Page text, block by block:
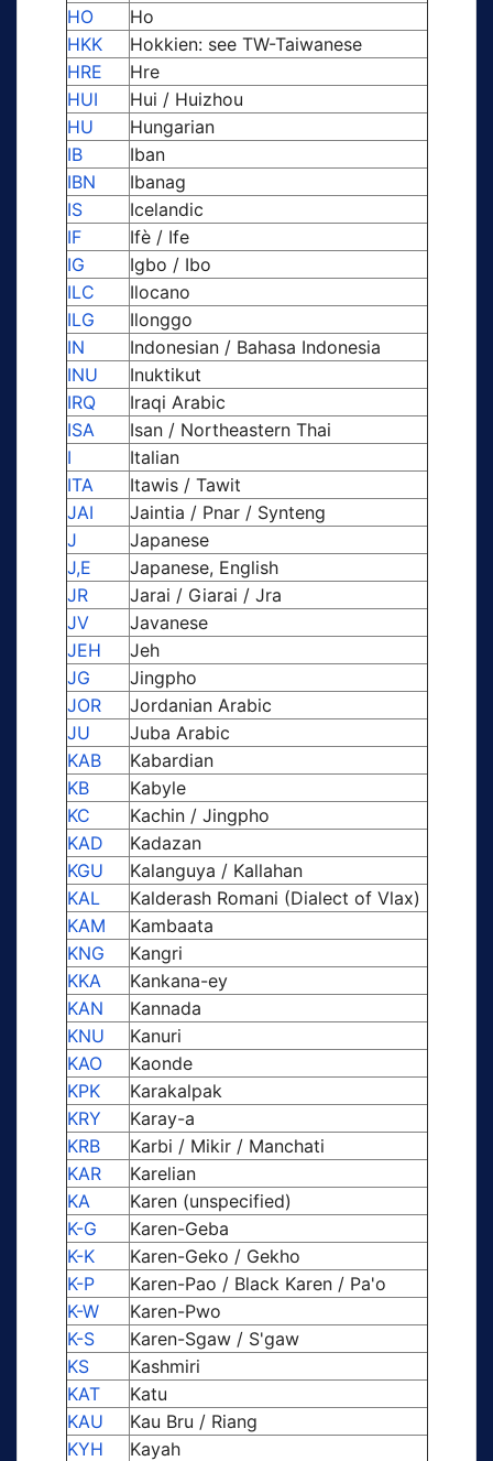
HO
Ho
HKK
Hokkien: see TW-Taiwanese
HRE
Hre
HUI
Hui / Huizhou
HU
Hungarian
IB
Iban
IBN
Ibanag
IS
Icelandic
IF
Ifè / Ife
IG
Igbo / Ibo
ILC
Ilocano
ILG
Ilonggo
IN
Indonesian / Bahasa Indonesia
INU
Inuktikut
IRQ
Iraqi Arabic
ISA
Isan / Northeastern Thai
I
Italian
ITA
Itawis / Tawit
JAI
Jaintia / Pnar / Synteng
J
Japanese
J,E
Japanese, English
JR
Jarai / Giarai / Jra
JV
Javanese
JEH
Jeh
JG
Jingpho
JOR
Jordanian Arabic
JU
Juba Arabic
KAB
Kabardian
KB
Kabyle
KC
Kachin / Jingpho
KAD
Kadazan
KGU
Kalanguya / Kallahan
KAL
Kalderash Romani (Dialect of Vlax)
KAM
Kambaata
KNG
Kangri
KKA
Kankana-ey
KAN
Kannada
KNU
Kanuri
KAO
Kaonde
KPK
Karakalpak
KRY
Karay-a
KRB
Karbi / Mikir / Manchati
KAR
Karelian
KA
Karen (unspecified)
K-G
Karen-Geba
K-K
Karen-Geko / Gekho
K-P
Karen-Pao / Black Karen / Pa'o
K-W
Karen-Pwo
K-S
Karen-Sgaw / S'gaw
KS
Kashmiri
KAT
Katu
KAU
Kau Bru / Riang
KYH
Kayah